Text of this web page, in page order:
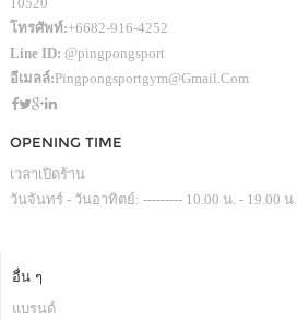
โทรศัพท์:+6682-916-4252
Line ID: @pingpongsport
อีเมลล์:Pingpongsportgym@gmail.com
OPENING TIME
เวลาเปิดร้าน
วันจันทร์ - วันอาทิตย์: --------- 10.00 น. - 19.00 น.
อื่น ๆ
แบรนด์